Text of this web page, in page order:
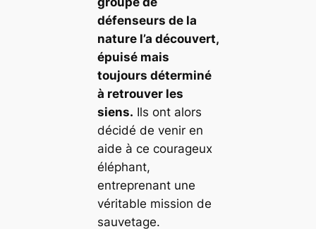
défenseurs de la
nature l’a découvert,
épuisé mais
toujours déterminé
à retrouver les
siens. Ils ont alors
décidé de venir en
aide à ce courageux
éléphant,
entreprenant une
véritable mission de
sauvetage.